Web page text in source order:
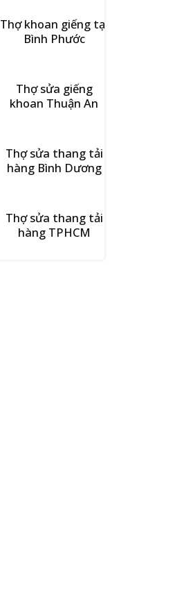
Thợ khoan giếng tại
Bình Phước
Thợ sửa giếng
khoan Thuận An
Thợ sửa thang tải
hàng Bình Dương
Thợ sửa thang tải
hàng TPHCM